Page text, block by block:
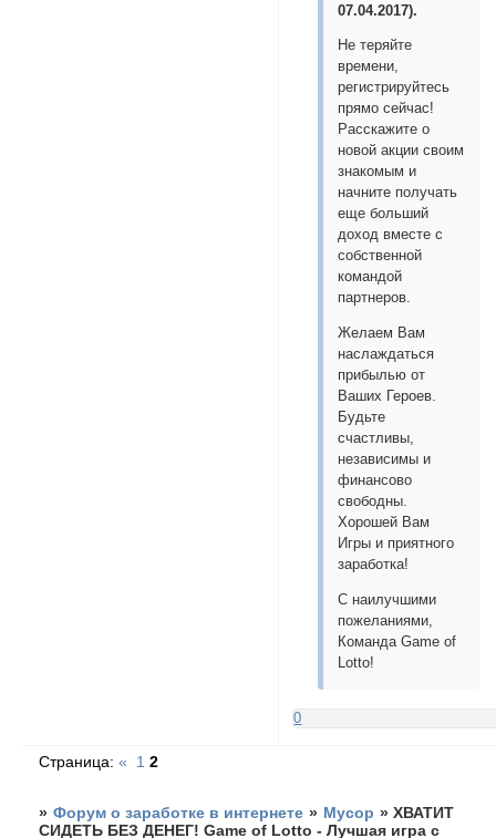
07.04.2017).
Не теряйте
времени,
регистрируйтесь
прямо сейчас!
Расскажите о
новой акции своим
знакомым и
начните получать
еще больший
доход вместе с
собственной
командой
партнеров.
Желаем Вам
наслаждаться
прибылью от
Ваших Героев.
Будьте
счастливы,
независимы и
финансово
свободны.
Хорошей Вам
Игры и приятного
заработка!
С наилучшими
пожеланиями,
Команда Game of
Lotto!
0
Страница:« 1 2
» Форум о заработке в интернете » Мусор »ХВАТИТ
СИДЕТЬ БЕЗ ДЕНЕГ! Game of Lotto - Лучшая игра с